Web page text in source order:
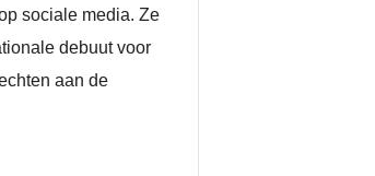
sociale media. Ze
debuut voor
aan de